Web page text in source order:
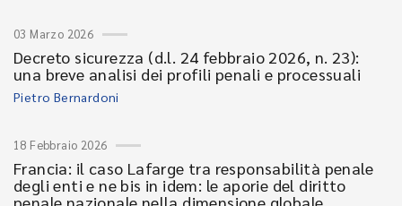
03 Marzo 2026
Decreto sicurezza (d.l. 24 febbraio 2026, n. 23):
una breve analisi dei profili penali e processuali
Pietro Bernardoni
18 Febbraio 2026
Francia: il caso Lafarge tra responsabilità penale
degli enti e ne bis in idem: le aporie del diritto